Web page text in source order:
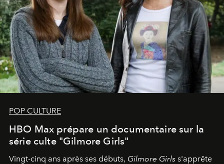
POP CULTURE
HBO Max prépare un documentaire sur la
série culte "Gilmore Girls"
Vingt-cinq ans après ses débuts, Gilmore Girls s'apprête